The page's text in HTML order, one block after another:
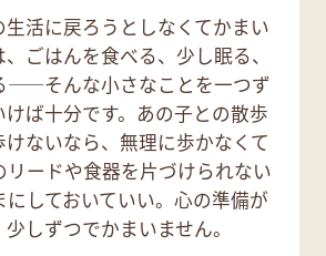
活に戻ろうとしなくてかまい
ごはんを食べる、少し眠る、
——そんな小さなことを一つず
ば十分です。あの子との散歩
けないなら、無理に歩かなくて
リードや食器を片づけられない
しておいていい。心の準備が
しずつでかまいません。